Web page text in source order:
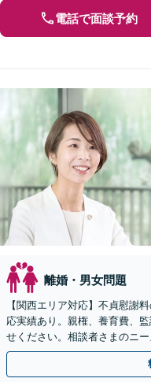
電話で面談予約
離婚・男女問題
【関西エリア対応】不貞慰謝
応実績あり。親権、養育費、
せください。相談者さまのニ
を目指します【Web面談可】